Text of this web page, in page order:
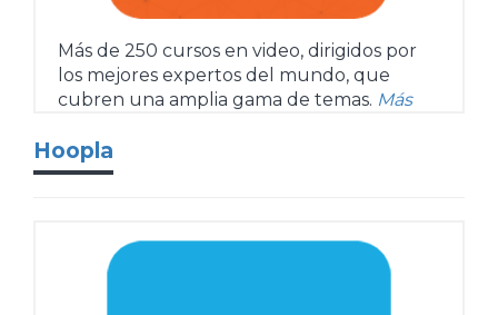
Más de 250 cursos en video, dirigidos por
los mejores expertos del mundo, que
cubren una amplia gama de temas. Más
Hoopla